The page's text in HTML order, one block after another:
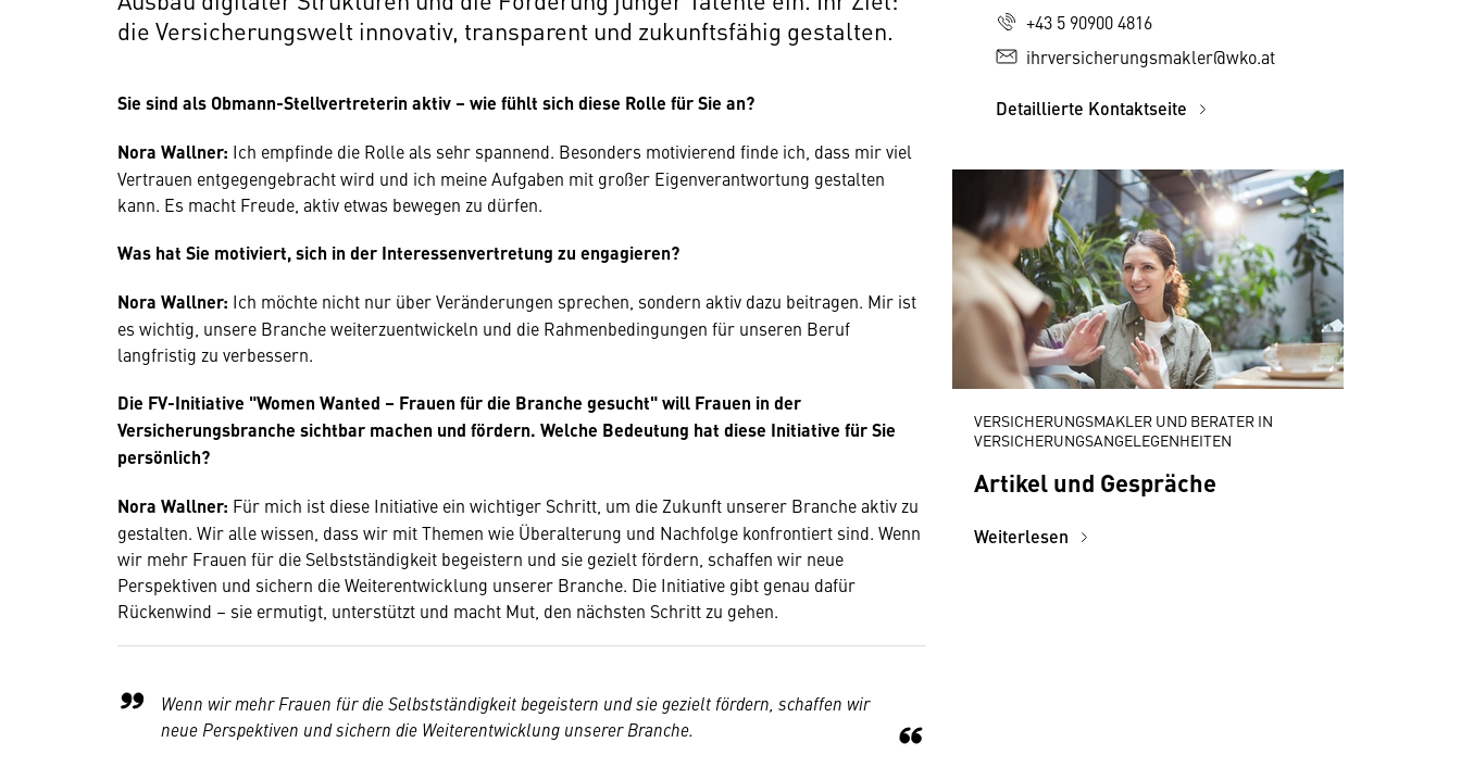
die Versicherungswelt innovativ, transparent und zukunftsfähig gestalten.
Sie sind als Obmann-Stellvertreterin aktiv – wie fühlt sich diese Rolle für Sie an?
Nora Wallner: Ich empfinde die Rolle als sehr spannend. Besonders motivierend finde ich, dass mir viel
Vertrauen entgegengebracht wird und ich meine Aufgaben mit großer Eigenverantwortung gestalten
kann. Es macht Freude, aktiv etwas bewegen zu dürfen.
Was hat Sie motiviert, sich in der Interessenvertretung zu engagieren?
Nora Wallner: Ich möchte nicht nur über Veränderungen sprechen, sondern aktiv dazu beitragen. Mir ist
es wichtig, unsere Branche weiterzuentwickeln und die Rahmenbedingungen für unseren Beruf
langfristig zu verbessern.
Die FV-Initiative "Women Wanted – Frauen für die Branche gesucht" will Frauen in der
Versicherungsbranche sichtbar machen und fördern. Welche Bedeutung hat diese Initiative für Sie
persönlich?
Nora Wallner: Für mich ist diese Initiative ein wichtiger Schritt, um die Zukunft unserer Branche aktiv zu
gestalten. Wir alle wissen, dass wir mit Themen wie Überalterung und Nachfolge konfrontiert sind. Wenn
wir mehr Frauen für die Selbstständigkeit begeistern und sie gezielt fördern, schaffen wir neue
Perspektiven und sichern die Weiterentwicklung unserer Branche. Die Initiative gibt genau dafür
Rückenwind – sie ermutigt, unterstützt und macht Mut, den nächsten Schritt zu gehen.
Wenn wir mehr Frauen für die Selbstständigkeit begeistern und sie gezielt fördern, schaffen wir
neue Perspektiven und sichern die Weiterentwicklung unserer Branche.
+43 5 90900 4816
ihrversicherungsmakler@wko.at
Detaillierte Kontaktseite
VERSICHERUNGSMAKLER UND BERATER IN
VERSICHERUNGSANGELEGENHEITEN
Artikel und Gespräche
Weiterlesen